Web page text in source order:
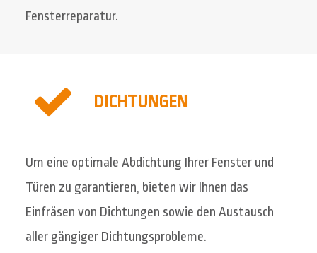
Fensterreparatur.
DICHTUNGEN
Um eine optimale Abdichtung Ihrer Fenster und
Türen zu garantieren, bieten wir Ihnen das
Einfräsen von Dichtungen sowie den Austausch
aller gängiger Dichtungsprobleme.